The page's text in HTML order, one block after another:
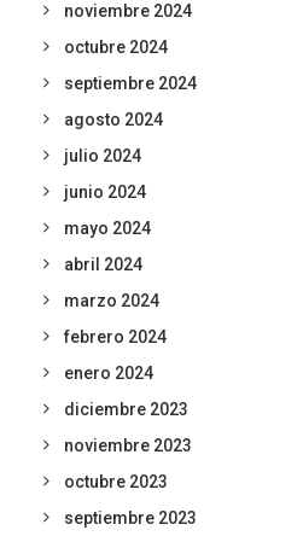
noviembre 2024
octubre 2024
septiembre 2024
agosto 2024
julio 2024
junio 2024
mayo 2024
abril 2024
marzo 2024
febrero 2024
enero 2024
diciembre 2023
noviembre 2023
octubre 2023
septiembre 2023